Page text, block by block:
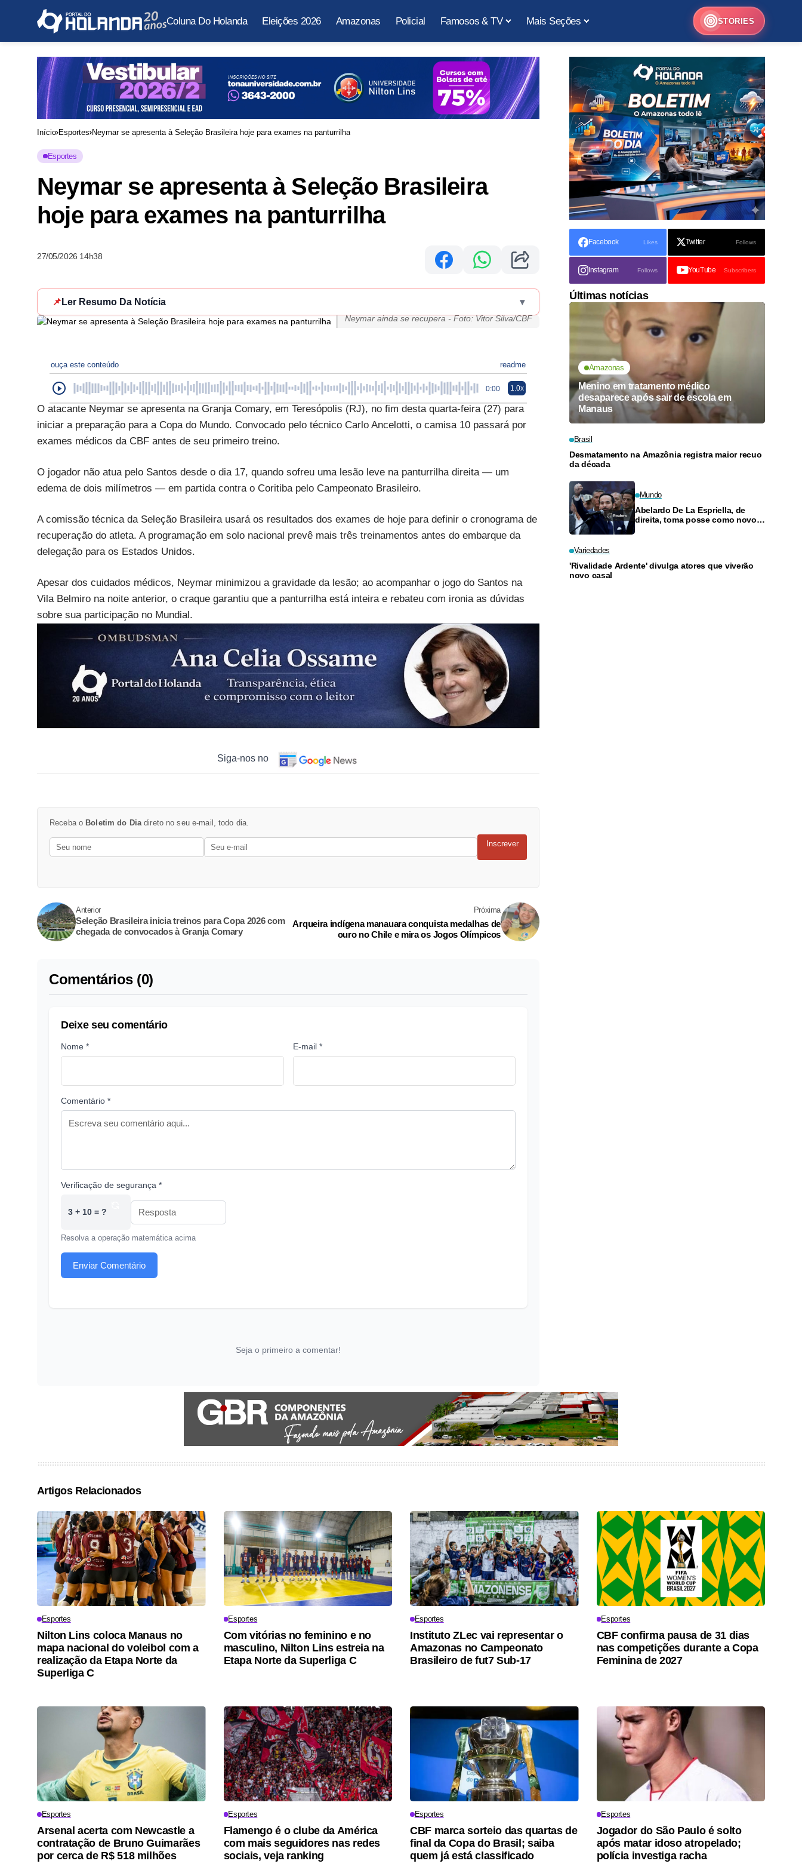
Coluna Do Holanda Eleições 2026 Amazonas Policial Famosos & TV Mais Seções STORIES
Início Esportes Neymar se apresenta à Seleção Brasileira hoje para exames na panturrilha
Esportes
Neymar se apresenta à Seleção Brasileira
hoje para exames na panturrilha
27/05/2026 14h38
📌 Ler Resumo Da Notícia ▾
Neymar ainda se recupera - Foto: Vitor Silva/CBF
ouça este conteúdo readme
0:00 1.0x
O atacante Neymar se apresenta na Granja Comary, em Teresópolis (RJ), no fim desta quarta-feira (27) para
iniciar a preparação para a Copa do Mundo. Convocado pelo técnico Carlo Ancelotti, o camisa 10 passará por
exames médicos da CBF antes de seu primeiro treino.
O jogador não atua pelo Santos desde o dia 17, quando sofreu uma lesão leve na panturrilha direita — um
edema de dois milímetros — em partida contra o Coritiba pelo Campeonato Brasileiro.
A comissão técnica da Seleção Brasileira usará os resultados dos exames de hoje para definir o cronograma de
recuperação do atleta. A programação em solo nacional prevê mais três treinamentos antes do embarque da
delegação para os Estados Unidos.
Apesar dos cuidados médicos, Neymar minimizou a gravidade da lesão; ao acompanhar o jogo do Santos na
Vila Belmiro na noite anterior, o craque garantiu que a panturrilha está inteira e rebateu com ironia as dúvidas
sobre sua participação no Mundial.
Siga-nos no
Receba o Boletim do Diadireto no seu e-mail, todo dia.
Inscrever
Anterior
Seleção Brasileira inicia treinos para Copa 2026 com
chegada de convocados à Granja Comary
Próxima
Arqueira indígena manauara conquista medalhas de
ouro no Chile e mira os Jogos Olímpicos
Comentários (0)
Deixe seu comentário
Nome * E-mail *
Comentário *
Verificação de segurança *
3 + 10 = ?
Resolva a operação matemática acima
Enviar Comentário
Seja o primeiro a comentar!
Facebook Likes Twitter Follows
Instagram Follows YouTube Subscribers
Últimas notícias
Amazonas
Menino em tratamento médico
desaparece após sair de escola em
Manaus
Brasil
Desmatamento na Amazônia registra maior recuo
da década
Mundo
Abelardo De La Espriella, de
direita, toma posse como novo
Variedades
'Rivalidade Ardente' divulga atores que viverão
novo casal
Artigos Relacionados
Esportes
Nilton Lins coloca Manaus no
mapa nacional do voleibol com a
realização da Etapa Norte da
Superliga C
Esportes
Com vitórias no feminino e no
masculino, Nilton Lins estreia na
Etapa Norte da Superliga C
Esportes
Instituto ZLec vai representar o
Amazonas no Campeonato
Brasileiro de fut7 Sub-17
Esportes
CBF confirma pausa de 31 dias
nas competições durante a Copa
Feminina de 2027
Esportes
Arsenal acerta com Newcastle a
contratação de Bruno Guimarães
por cerca de R$ 518 milhões
Esportes
Flamengo é o clube da América
com mais seguidores nas redes
sociais, veja ranking
Esportes
CBF marca sorteio das quartas de
final da Copa do Brasil; saiba
quem já está classificado
Esportes
Jogador do São Paulo é solto
após matar idoso atropelado;
polícia investiga racha